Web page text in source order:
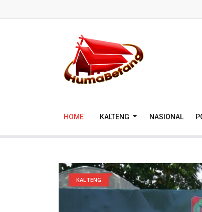
HOME KALTENG NASIONAL
KALTENG